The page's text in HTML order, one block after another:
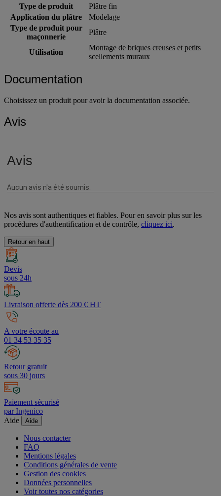
Type de produit
Plâtre fin
Application du plâtre
Modelage
Type de produit pour
maçonnerie
Plâtre
Utilisation
Montage de briques creuses et petits
scellements muraux
Documentation
Choisissez un produit pour avoir la documentation associée.
Avis
Nos avis sont authentiques et fiables. Pour en savoir plus sur les
procédures d'authentification et de contrôle, cliquez ici.
Retour en haut
Devis
sous 24h
Livraison offerte dès 200 € HT
A votre écoute au
01 34 53 35 35
Retour gratuit
sous 30 jours
Paiement sécurisé
par Ingenico
Aide
Aide
Nous contacter
FAQ
Mentions légales
Conditions générales de vente
Gestion des cookies
Données personnelles
Voir toutes nos catégories